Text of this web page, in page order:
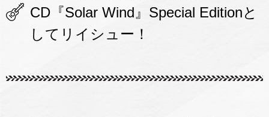
CD『Solar Wind』Special Editionと
してリイシュー！